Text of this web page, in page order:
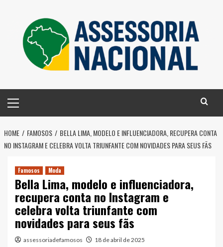
content
Menu
HOME FAMOSOS
BELLA LIMA, MODELO E INFLUENCIADORA, RECUPERA CONTA
NO INSTAGRAM E CELEBRA VOLTA TRIUNFANTE COM NOVIDADES PARA SEUS FÃS
Famosos Moda
Bella Lima, modelo e influenciadora,
recupera conta no Instagram e
celebra volta triunfante com
novidades para seus fãs
assessoriadefamosos 18 de abril de 2025